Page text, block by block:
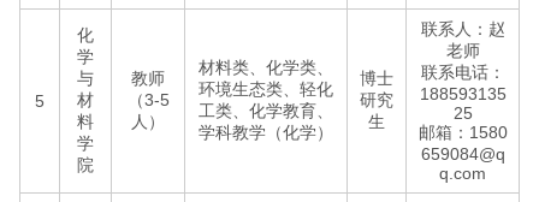
5
化
学
与
材
料
学
院
教师
（3-5
人）
材料类、化学类、
环境生态类、轻化
工类、化学教育、
学科教学（化学）
博士
研究
生
联系人：赵
老师
联系电话：
188593135
25
邮箱：1580
659084@q
q.com